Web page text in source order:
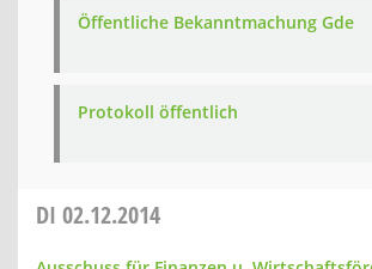
Öffentliche Bekanntmachung Gde
Protokoll öffentlich
DI 02.12.2014